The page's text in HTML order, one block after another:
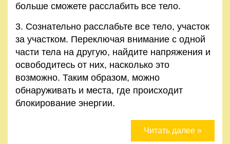
больше сможете расслабить все тело.
3. Сознательно расслабьте все тело, участок
за участком. Переключая внимание с одной
части тела на другую, найдите напряжения и
освободитесь от них, насколько это
возможно. Таким образом, можно
обнаруживать и места, где происходит
блокирование энергии.
Читать далее »